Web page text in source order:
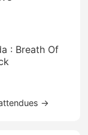
: Breath Of
→